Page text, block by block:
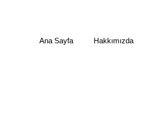
Ana Sayfa Hakkımızda